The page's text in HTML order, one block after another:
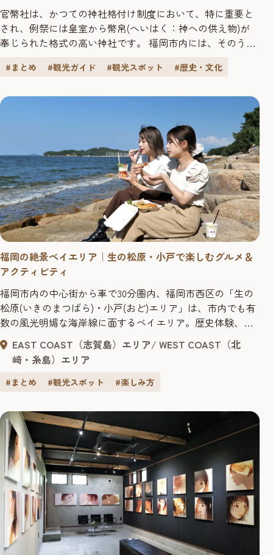
官幣社は、かつての神社格付け制度において、特に重要と
され、例祭には皇室から幣帛(へいはく：神への供え物)が
奉じられた格式の高い神社です。 福岡市内には、そのうち
高く評価されています。 今回は、福岡市東区にある旧官幣
す。どちらも運気アップにぴったりの神社です。周辺の散
#まとめ #観光ガイド #観光スポット #歴史・文化
福岡の絶景ベイエリア｜生の松原・小戸で楽しむグルメ＆
アクティビティ
福岡市内の中心街から車で30分圏内、福岡市西区の「生の
松原(いきのまつばら)・小戸(おど)エリア」は、市内でも有
数の風光明媚な海岸線に面するベイエリア。歴史体験、グ
ルメ体験、さらにはアクティブ体験、夜景体験もでき、今
激アツのエリアです。 今回は、1日中楽しめる「生の松
原・小戸エリア」の散策スポットをご紹介。今度の休日は
のんびりベイエリア体験をしてみてはいかがでしょうか。
EAST COAST（志賀島）エリア
WEST COAST（北
﨑・糸島）エリア
#まとめ #観光スポット #楽しみ方